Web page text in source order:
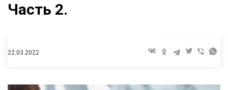
Часть 2.
22.03.2022